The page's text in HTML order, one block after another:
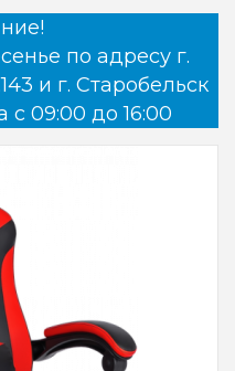
по адресу г.
и г. Старобельск
с 09:00 до 16:00